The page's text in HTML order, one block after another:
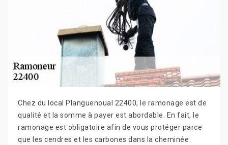
Chez du local Planguenoual 22400, le ramonage est de
qualité et la somme à payer est abordable. En fait, le
ramonage est obligatoire afin de vous protéger parce
que les cendres et les carbones dans la cheminée